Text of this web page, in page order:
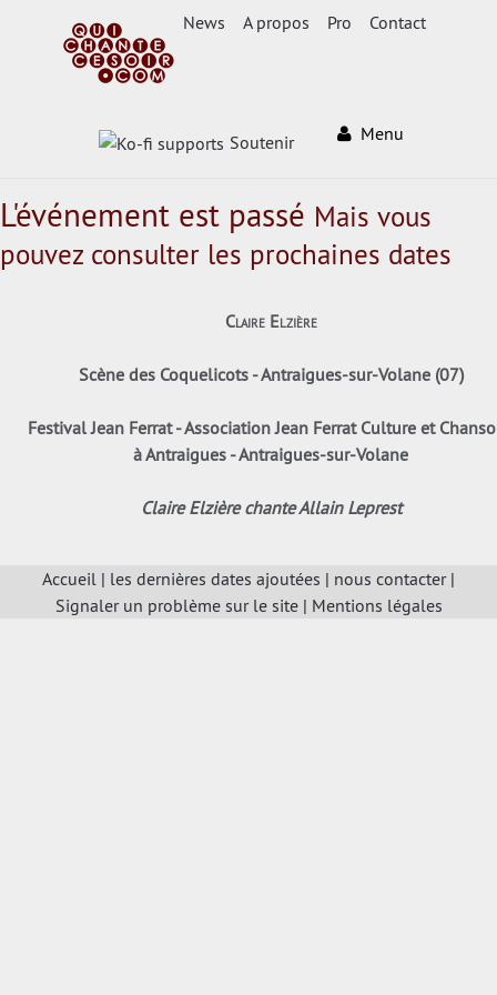
News A propos Pro Contact
Soutenir Menu
L'événement est passé Mais vous
pouvez consulter les prochaines dates
Claire Elzière
Scène des Coquelicots - Antraigues-sur-Volane (07)
Festival Jean Ferrat - Association Jean Ferrat Culture et
à Antraigues - Antraigues-sur-Volane
Claire Elzière chante Allain Leprest
Accueil | les dernières dates ajoutées | nous contacter|
Signaler un problème sur le site| Mentions légales